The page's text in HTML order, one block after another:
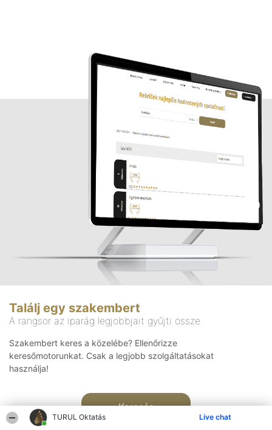
TURUL Oktatás Live chat
Találj egy szakembert
A rangsor az iparág legjobbjait gyűjti össze
Szakembert keres a közelébe? Ellenőrizze
keresőmotorunkat. Csak a legjobb szolgáltatásokat
használja!
Keresés